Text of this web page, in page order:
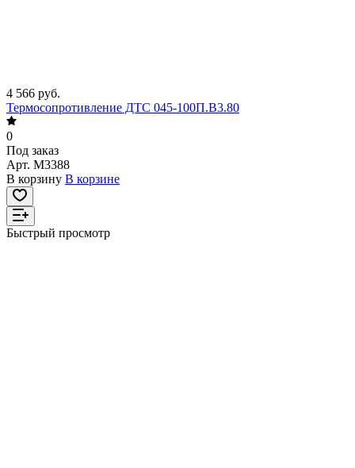
4 566 руб.
Термосопротивление ДТС 045-100П.В3.80
0
Под заказ
Арт. M3388
В корзину В корзине
Быстрый просмотр